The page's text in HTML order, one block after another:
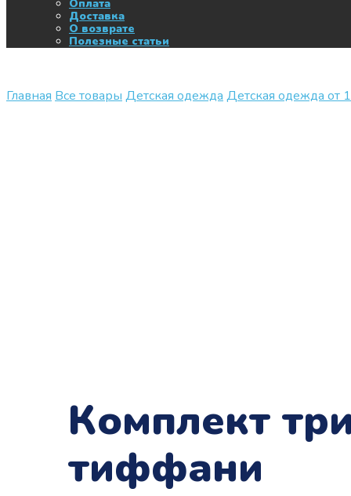
Оплата
Доставка
О возврате
Полезные статьи
Главная Все товары Детская одежда Детская одежда от
Комплект
тиффани